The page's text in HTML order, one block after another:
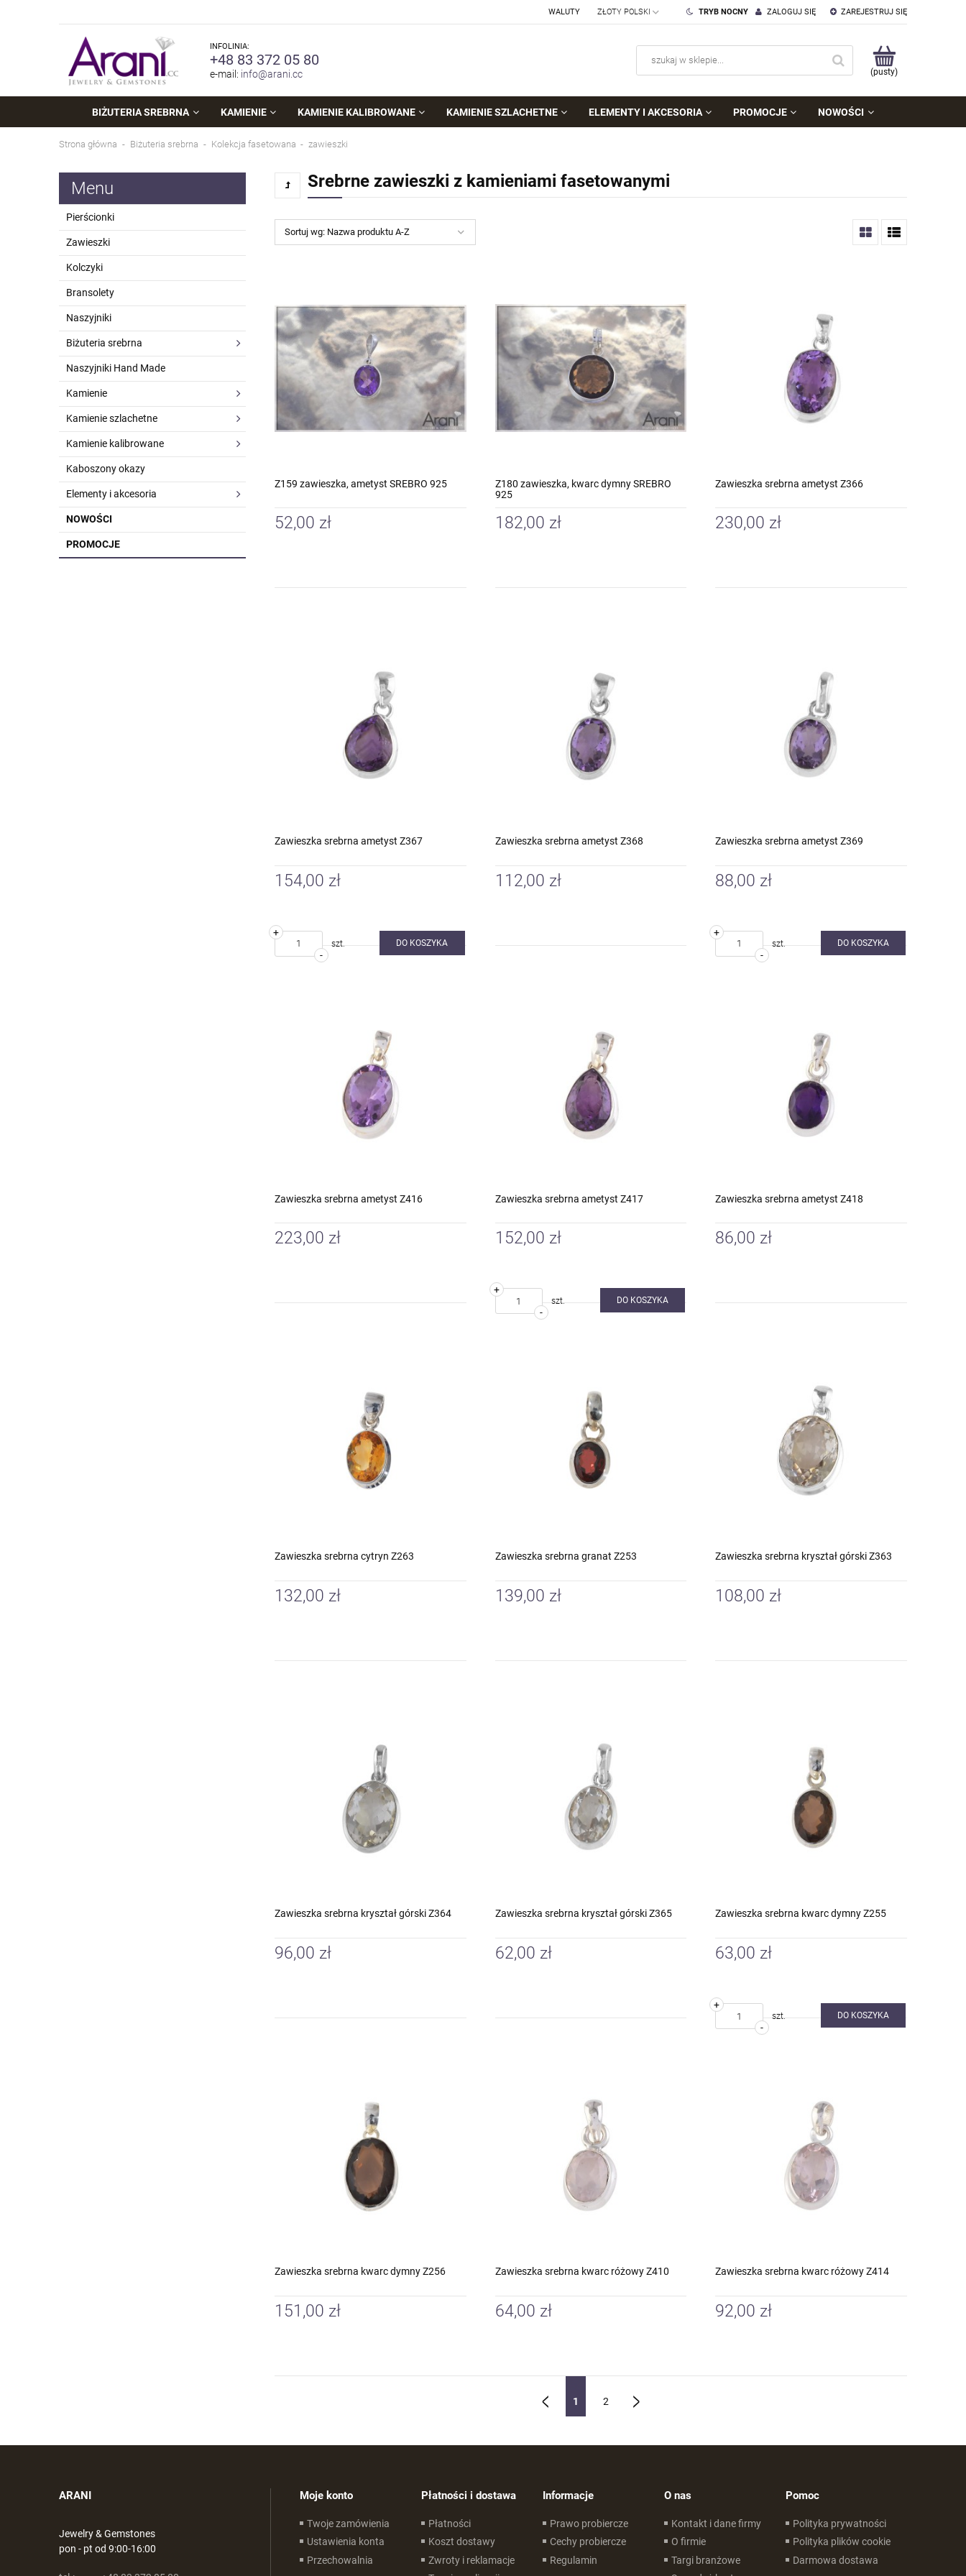
ZAREJESTRUJ SIĘ
ZALOGUJ SIĘ
TRYB NOCNY
WALUTY
INFOLINIA:
+48 83 372 05 80
e-mail: info@arani.cc (pusty)
BIŻUTERIA SREBRNA KAMIENIE KAMIENIE KALIBROWANE KAMIENIE SZLACHETNE ELEMENTY I AKCESORIA PROMOCJE NOWOŚCI
Strona główna Biżuteria srebrna Kolekcja fasetowana zawieszki
Menu
Pierścionki
Zawieszki
Kolczyki
Bransolety
Naszyjniki
Biżuteria srebrna
Naszyjniki Hand Made
Kamienie
Kamienie szlachetne
Kamienie kalibrowane
Kaboszony okazy
Elementy i akcesoria
NOWOŚCI
PROMOCJE
Srebrne zawieszki z kamieniami fasetowanymi
Sortuj wg: Nazwa produktu A-Z
Z159 zawieszka, ametyst SREBRO 925
52,00 zł
Z180 zawieszka, kwarc dymny SREBRO
925
182,00 zł
Zawieszka srebrna ametyst Z366
230,00 zł
Zawieszka srebrna ametyst Z367
154,00 zł
-
+
szt. DO KOSZYKA
Zawieszka srebrna ametyst Z368
112,00 zł
Zawieszka srebrna ametyst Z369
88,00 zł
-
+
szt. DO KOSZYKA
Zawieszka srebrna ametyst Z416
223,00 zł
Zawieszka srebrna ametyst Z417
152,00 zł
-
+
szt. DO KOSZYKA
Zawieszka srebrna ametyst Z418
86,00 zł
Zawieszka srebrna cytryn Z263
132,00 zł
Zawieszka srebrna granat Z253
139,00 zł
Zawieszka srebrna kryształ górski Z363
108,00 zł
Zawieszka srebrna kryształ górski Z364
96,00 zł
Zawieszka srebrna kryształ górski Z365
62,00 zł
Zawieszka srebrna kwarc dymny Z255
63,00 zł
-
+
szt. DO KOSZYKA
Zawieszka srebrna kwarc dymny Z256
151,00 zł
Zawieszka srebrna kwarc różowy Z410
64,00 zł
Zawieszka srebrna kwarc różowy Z414
92,00 zł
1 2
ARANI
Jewelry & Gemstones
pon - pt od 9:00-16:00
Moje konto
Twoje zamówienia
Ustawienia konta
Przechowalnia
Płatności i dostawa
Płatności
Koszt dostawy
Zwroty i reklamacje
Informacje
Prawo probiercze
Cechy probiercze
Regulamin
O nas
Kontakt i dane firmy
O firmie
Targi branżowe
Pomoc
Polityka prywatności
Polityka plików cookie
Darmowa dostawa